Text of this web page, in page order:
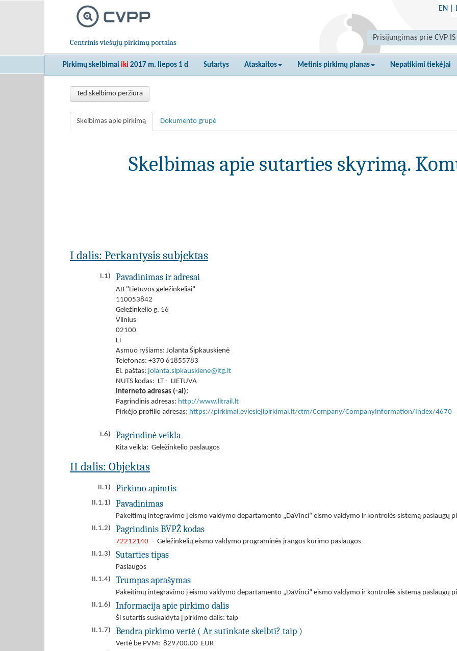
Centrinis viešųjų pirkimų portalas
EN
Prisijungimas prie CVP IS
Pirkimų skelbimai iki 2017 m. liepos 1 d Sutartys Ataskaitos Metinis pirkimų planas Nepatikimi tiekėjai
Ted skelbimo peržiūra
Skelbimas apie pirkimą Dokumento grupė
Skelbimas apie sutarties skyrimą.
I dalis: Perkantysis subjektas
I.1) Pavadinimas ir adresai
AB "Lietuvos geležinkeliai"
110053842
Geležinkelio g. 16
Vilnius
02100
LT
Asmuo ryšiams: Jolanta Šipkauskienė
Telefonas: +370 61855783
El. paštas: jolanta.sipkauskiene@ltg.lt
NUTS kodas: LT - LIETUVA
Interneto adresas (-ai):
Pagrindinis adresas: http://www.litrail.lt
Pirkėjo profilio adresas: https://pirkimai.eviesiejipirkimai.lt/ctm/Company/CompanyInformation/Index/4670
I.6) Pagrindinė veikla
Kita veikla: Geležinkelio paslaugos
II dalis: Objektas
II.1) Pirkimo apimtis
II.1.1) Pavadinimas
Pakeitimų integravimo į eismo valdymo departamento „DaVinci“ eismo valdymo ir kontrolės sistemą paslaugų
II.1.2)
Pagrindinis BVPŽ kodas
72212140 - Geležinkelių eismo valdymo programinės įrangos kūrimo paslaugos
II.1.3)
Sutarties tipas
Paslaugos
II.1.4)
Trumpas aprašymas
Pakeitimų integravimo į eismo valdymo departamento „DaVinci“ eismo valdymo ir kontrolės sistemą paslaugų
II.1.6)
Informacija apie pirkimo dalis
Ši sutartis suskaidyta į pirkimo dalis: taip
II.1.7)
Bendra pirkimo vertė ( Ar sutinkate skelbti? taip )
Vertė be PVM: 829700.00 EUR